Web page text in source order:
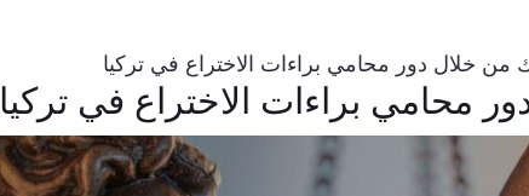
من خلال دور محامي براءات الاختراع في تركيا
محامي براءات الاختراع في تركيا